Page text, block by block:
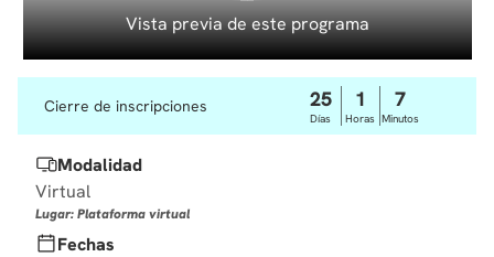
10. diseño Vista previa de este programa
Cierre de inscripciones 25
Días
1
Horas
7
Minutos
Modalidad
Virtual
Lugar: Plataforma virtual
Fechas